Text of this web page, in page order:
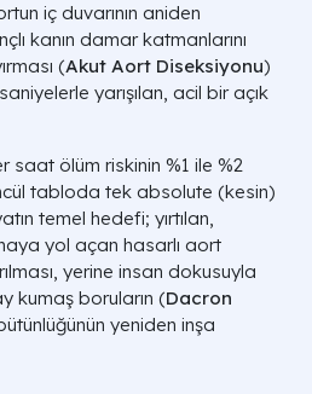
iç duvarının aniden
kanın damar katmanlarını
(Akut Aort Diseksiyonu)
yarışılan, acil bir açık
saat ölüm riskinin %1 ile %2
tabloda tek absolute (kesin)
temel hedefi; yırtılan,
yol açan hasarlı aort
yerine insan dokusuyla
kumaş boruların (Dacron
yeniden inşa